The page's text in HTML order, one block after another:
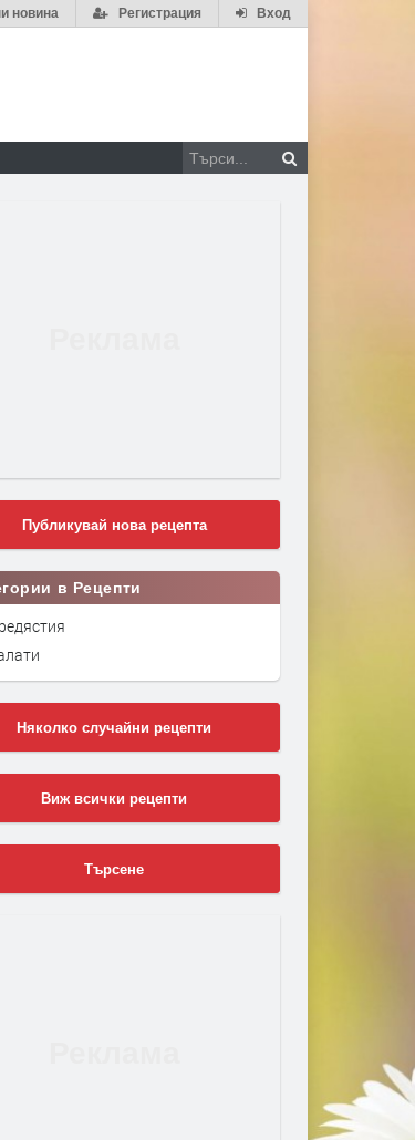
Вход
Регистрация
новина
Публикувай нова рецепта
в Рецепти
Няколко случайни рецепти
Виж всички рецепти
Търсене